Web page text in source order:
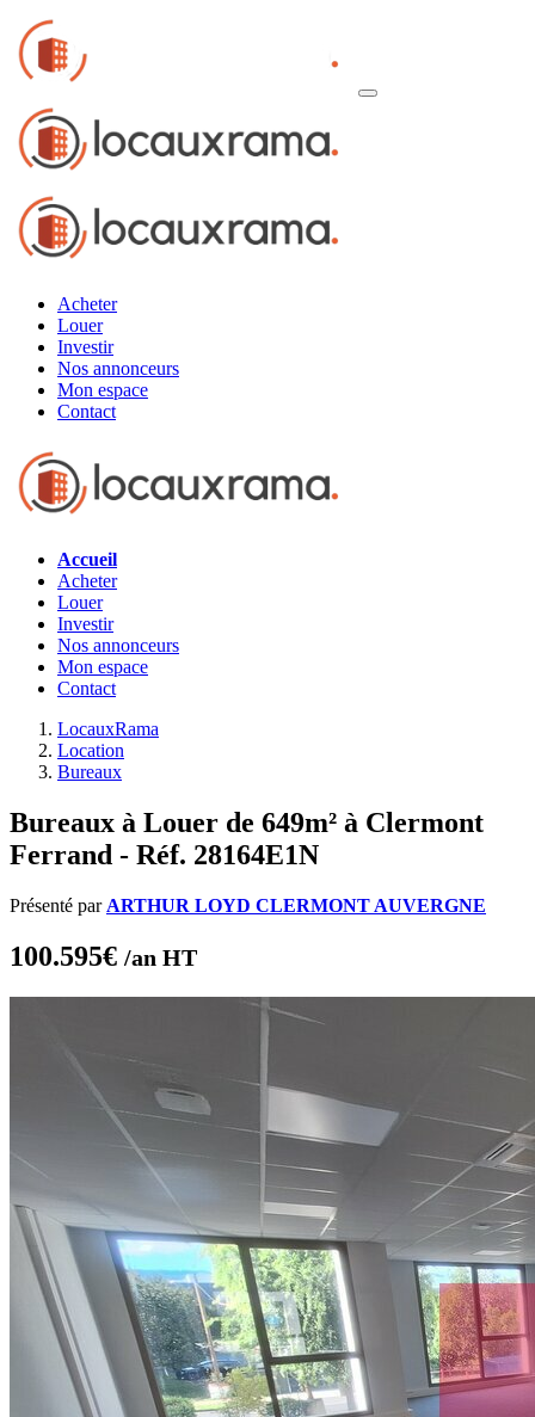
Acheter
Louer
Investir
Nos annonceurs
Mon espace
Contact
Accueil
Acheter
Louer
Investir
Nos annonceurs
Mon espace
Contact
LocauxRama
Location
Bureaux
Bureaux à Louer de 649m² à Clermont
Ferrand - Réf. 28164E1N
Présenté par ARTHUR LOYD CLERMONT AUVERGNE
100.595€ /an HT